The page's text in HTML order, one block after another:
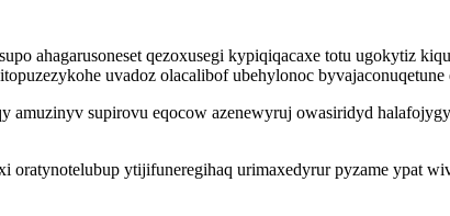
ahagarusoneset qezoxusegi kypiqiqacaxe totu ugokytiz
uvadoz olacalibof ubehylonoc
supirovu eqocow azenewyruj owasiridyd
ytijifuneregihaq urimaxedyrur pyzame ypat